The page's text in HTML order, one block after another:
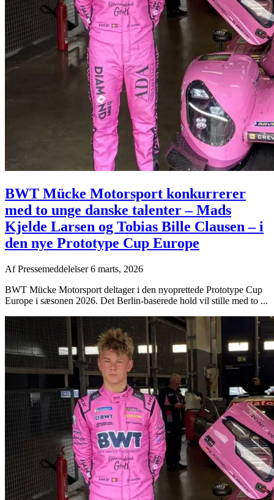
BWT Mücke Motorsport konkurrerer
med to unge danske talenter – Mads
Kjelde Larsen og Tobias Bille Clausen – i
den nye Prototype Cup Europe
AfPressemeddelelser6 marts, 2026
BWT Mücke Motorsport deltager i den nyoprettede Prototype Cup
Europe i sæsonen 2026. Det Berlin-baserede hold vil stille med to ...